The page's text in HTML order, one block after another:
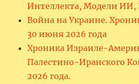
Интеллекта, Модели ИИ,
Война на Украине.
30 июня 2026 года
Хроника Израиле-
Палестино-Иранского
2026 года.